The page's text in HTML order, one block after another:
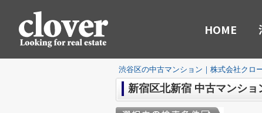
HOME
渋谷区の中古マンション｜株式会社クロ
新宿区北新宿 中古マンショ